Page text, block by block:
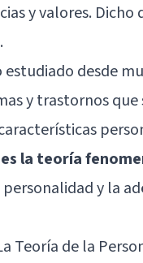
y valores.
desde
y trastornos
es la teoría
y la
Teoría de la